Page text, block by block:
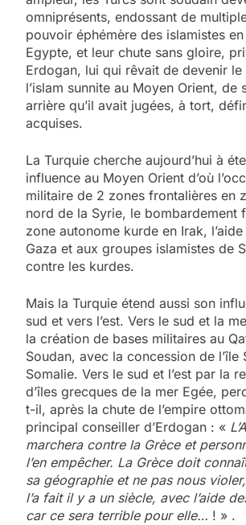
omniprésents, endossant de
pouvoir éphémère des islamistes
Egypte, et leur chute sans gloire,
Erdogan, lui qui rêvait de devenir le
l’islam sunnite au Moyen Orient, de
arrière qu’il avait jugées, à tort,
acquises.
La Turquie cherche aujourd’hui à
influence au Moyen Orient d’où
militaire de 2 zones frontalières en
nord de la Syrie, le bombardement
zone autonome kurde en Irak,
Gaza et aux groupes islamistes de
contre les kurdes.
Mais la Turquie étend aussi son
sud et vers l’est. Vers le sud et la
la création de bases militaires au
Soudan, avec la concession de l’île
Somalie. Vers le sud et l’est par la
d’îles grecques de la mer Egée,
t-il, après la chute de l’empire
principal conseiller d’Erdogan : «
marchera contre la Grèce et
l’en empêcher. La Grèce doit
sa géographie et ne pas nous
l’a fait il y a un siècle, avec l’aide
car ce sera terrible pour elle… ! » .